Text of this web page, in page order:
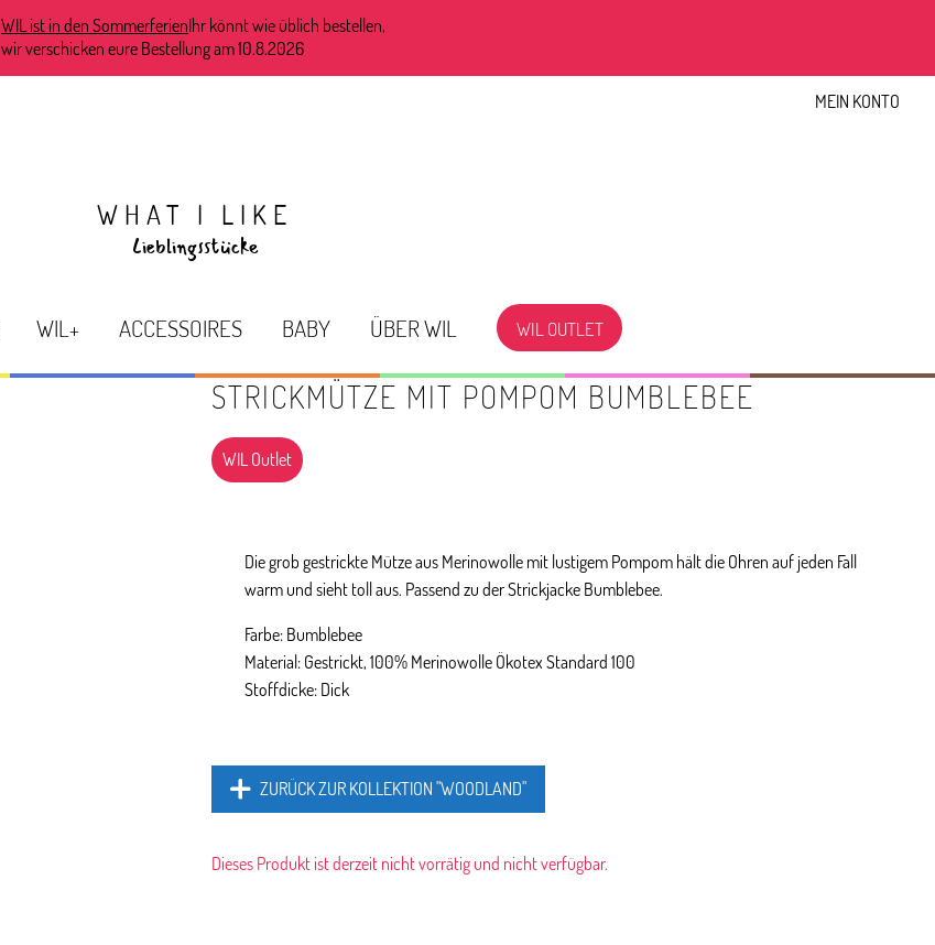
WIL ist in den SommerferienIhr könnt wie üblich bestellen,
wir verschicken eure Bestellung am 10.8.2026
MEIN KONTO
WHAT I LIKE
Lieblingsstücke
WIL+ ACCESSOIRES BABY ÜBER WIL WIL OUTLET
STRICKMÜTZE MIT POMPOM BUMBLEBEE
WIL Outlet
Die grob gestrickte Mütze aus Merinowolle mit lustigem Pompom hält die Ohren auf jeden Fall
warm und sieht toll aus. Passend zu der Strickjacke Bumblebee.
Farbe: Bumblebee
Material: Gestrickt, 100% Merinowolle Ökotex Standard 100
Stoffdicke: Dick
ZURÜCK ZUR KOLLEKTION "WOODLAND"
Dieses Produkt ist derzeit nicht vorrätig und nicht verfügbar.